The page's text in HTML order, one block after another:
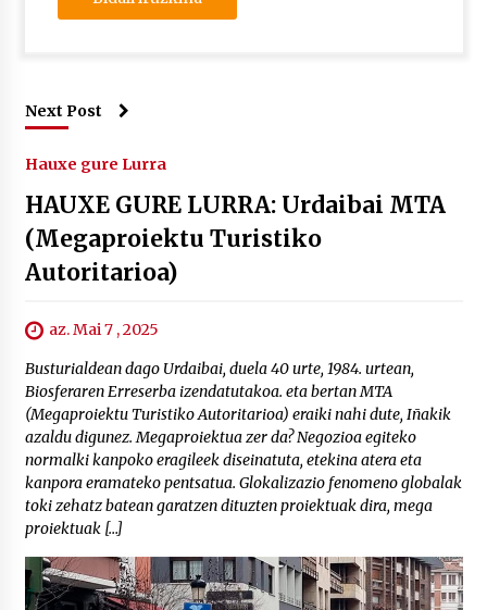
Next Post
Hauxe gure Lurra
HAUXE GURE LURRA: Urdaibai MTA
(Megaproiektu Turistiko
Autoritarioa)
az. Mai 7 , 2025
Busturialdean dago Urdaibai, duela 40 urte, 1984. urtean,
Biosferaren Erreserba izendatutakoa. eta bertan MTA
(Megaproiektu Turistiko Autoritarioa) eraiki nahi dute, Iñakik
azaldu digunez. Megaproiektua zer da? Negozioa egiteko
normalki kanpoko eragileek diseinatuta, etekina atera eta
kanpora eramateko pentsatua. Glokalizazio fenomeno globalak
toki zehatz batean garatzen dituzten proiektuak dira, mega
proiektuak […]